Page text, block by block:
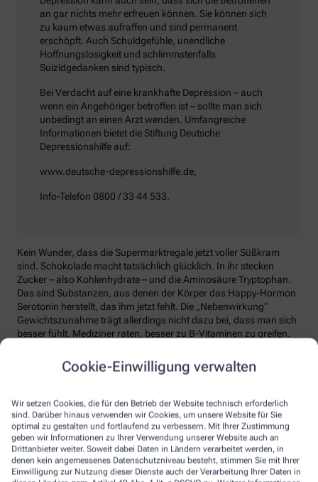
Cookie-Einwilligung verwalten
Wir setzen Cookies, die für den Betrieb der Website technisch erforderlich
sind. Darüber hinaus verwenden wir Cookies, um unsere Website für Sie
optimal zu gestalten und fortlaufend zu verbessern. Mit Ihrer Zustimmung
geben wir Informationen zu Ihrer Verwendung unserer Website auch an
Drittanbieter weiter. Soweit dabei Daten in Ländern verarbeitet werden, in
denen kein angemessenes Datenschutzniveau besteht, stimmen Sie mit Ihrer
Einwilligung zur Nutzung dieser Dienste auch der Verarbeitung Ihrer Daten in
an gar nichts mehr erfreuen können. Sie können sich
zu kaum etwas aufraffen und sind permanent
erschöpft. Auch Schuldgefühle, unendliche
Hoffnungslosigkeit und schlimmstenfalls
Suizidgedanken sind typisch.
Bei Verdacht auf eine krankhafte Depression – auch
wenn ein Angehöriger betroffen ist – sollte man sich
unbedingt an einen Arzt wenden. Umfangreiche
Informationen bietet die Stiftung Deutsche
Depressionshilfe auf:
www.deutsche-depressionshilfe.de,
Info-Telefon 0800 / 33 44 533.
Kein Wunder, dass die Supermarktregale jetzt voller Süßkram
sind. Schokolade macht tatsächlich glücklich. In ihr stecken
Zucker – also Kohlenhydrate – und die Aminosäure Tryptophan.
Das sind Substanzen, aus denen der Körper das Happy-Hormon
Serotonin herstellt, das ihm jetzt fehlt. Die „Nebenwirkung“
Gewichtszunahme trägt allerdings nicht dazu bei, dass man sich
besser fühlt. Mediziner raten, besser zu B-Vitaminen zu greifen.
Energiestoffwechsel und unterstützen die Stressverarbeitung.
zurückzuziehen. Im Gegenteil: Aktiv zu bleiben, mit Familie und
Freunden etwas zu unternehmen, viel frische Luft zu tanken und
sich zum Beispiel mit seinem Hobby intensiv zu beschäftigen, hebt
die Laune. Dabei hilft, sich jeden Sonntag zu notieren, was man in
der kommenden Woche Schönes machen will.
Sommer-Feeling lässt sich auch zurückholen: mit anderen in